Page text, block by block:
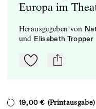
Europa im
herausgegeben von
und Elisabeth Tropper
Zu Mein-TdZ
mail
19,00 € (Printausgabe)